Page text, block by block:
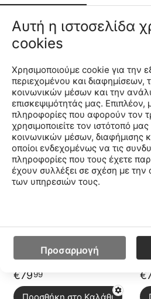
Προσθήκη στο Καλάθι
Saucony Originals Ride
CODE:
S70856-6-6
Μέγεθος
38 42.543 44 45 46
€8399
Προσθήκη στο Καλάθι
41
€
Saucony Originals Ride
37 38 39 40 41 42 42.543 44 44.545
€7999
Προσθήκη στο Καλάθι
42
€
Αυτή η ιστοσελίδα
cookies
Χρησιμοποιούμε cookie για την
περιεχομένου και διαφημίσεων,
κοινωνικών μέσων και την
επισκεψιμότητάς μας. Επιπλέον,
πληροφορίες που αφορούν τον
χρησιμοποιείτε τον ιστότοπό
κοινωνικών μέσων, διαφήμισης
οποίοι ενδεχομένως να τις
πληροφορίες που τους έχετε
έχουν συλλέξει σε σχέση με
των υπηρεσιών τους.
Προσαρμογή